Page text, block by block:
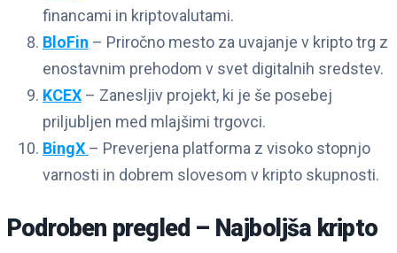
financami in kriptovalutami.
BloFin – Priročno mesto za uvajanje v kripto trg z
enostavnim prehodom v svet digitalnih sredstev.
KCEX – Zanesljiv projekt, ki je še posebej
priljubljen med mlajšimi trgovci.
BingX – Preverjena platforma z visoko stopnjo
varnosti in dobrem slovesom v kripto skupnosti.
Podroben pregled – Najboljša kripto